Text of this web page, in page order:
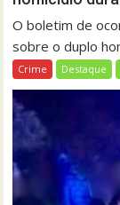
O boletim de
sobre o duplo
Crime Destaque